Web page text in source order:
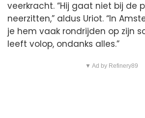
veerkracht. “Hij gaat niet bij de
neerzitten,” aldus Uriot. “In
je hem vaak rondrijden op zijn
leeft volop, ondanks alles.”
▼ Ad by Refinery89